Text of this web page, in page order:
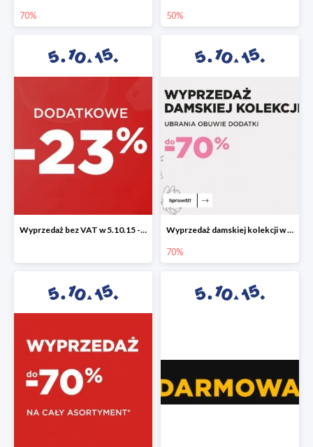
70% 50%
Wyprzedaż bez VAT w 5.10.15 - dodatkowe -23% rabatu Wyprzedaż damskiej kolekcji w 5.10.15 - ubrania, obuwie i dodatki do -70%
70%